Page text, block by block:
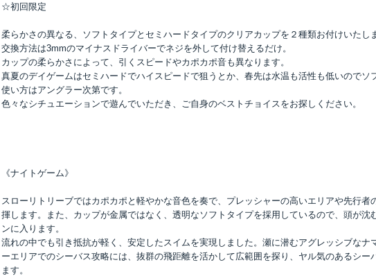
☆初回限定
柔らかさの異なる、ソフトタイプとセミハードタイプのクリアカップを２種類お付けいたし
交換方法は3mmのマイナスドライバーでネジを外して付け替えるだけ。
カップの柔らかさによって、引くスピードやカポカポ音も異なります。
真夏のデイゲームはセミハードでハイスピードで狙うとか、春先は水温も活性も低いのでソ
使い方はアングラー次第です。
色々なシチュエーションで遊んでいただき、ご自身のベストチョイスをお探しください。
《ナイトゲーム》
スローリトリーブではカポカポと軽やかな音色を奏で、プレッシャーの高いエリアや先行者
揮します。また、カップが金属ではなく、透明なソフトタイプを採用しているので、頭が沈
ンに入ります。
流れの中でも引き抵抗が軽く、安定したスイムを実現しました。瀬に潜むアグレッシブなナ
ーエリアでのシーバス攻略には、抜群の飛距離を活かして広範囲を探り、ヤル気のあるシー
ます。